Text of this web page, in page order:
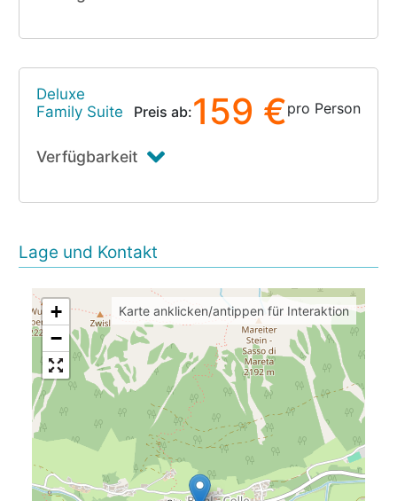
Deluxe
Family Suite
Preis ab:159 €pro Person
Verfügbarkeit
Lage und Kontakt
+
−
Karte anklicken/antippen für Interaktion